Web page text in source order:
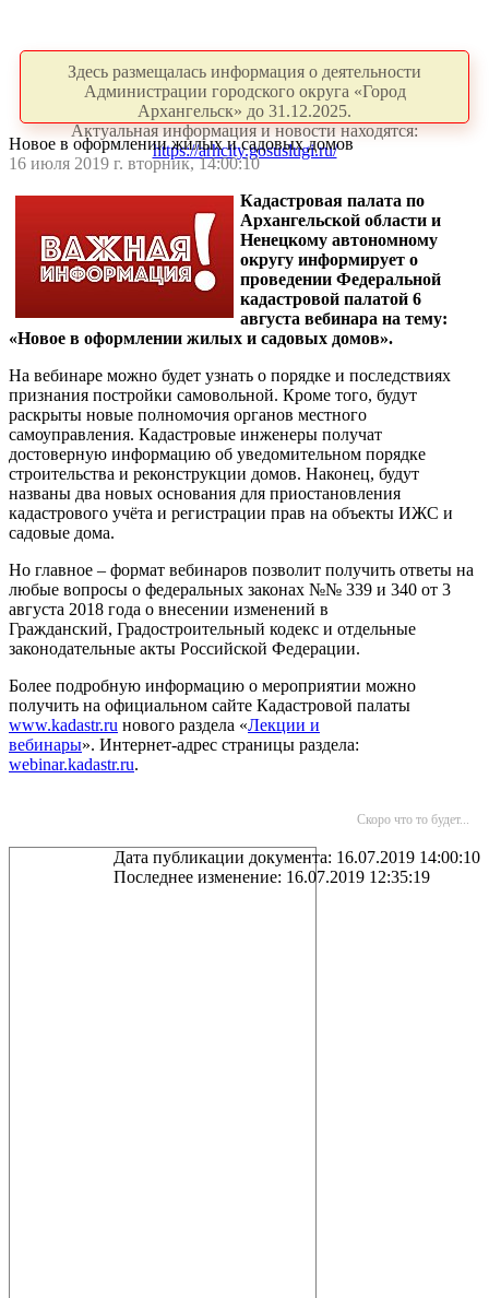
Здесь размещалась информация о деятельности
Администрации городского округа «Город
Архангельск» до 31.12.2025.
Актуальная информация и новости находятся:
https://arhcity.gosuslugi.ru/
Новое в оформлении жилых и садовых домов
16 июля 2019 г. вторник, 14:00:10
Кадастровая палата по
Архангельской области и
Ненецкому автономному
округу информирует о
проведении Федеральной
кадастровой палатой 6
августа вебинара на тему:
«Новое в оформлении жилых и садовых домов».
На вебинаре можно будет узнать о порядке и последствиях
признания постройки самовольной. Кроме того, будут
раскрыты новые полномочия органов местного
самоуправления. Кадастровые инженеры получат
достоверную информацию об уведомительном порядке
строительства и реконструкции домов. Наконец, будут
названы два новых основания для приостановления
кадастрового учёта и регистрации прав на объекты ИЖС и
садовые дома.
Но главное – формат вебинаров позволит получить ответы на
любые вопросы о федеральных законах №№ 339 и 340 от 3
августа 2018 года о внесении изменений в
Гражданский, Градостроительный кодекс и отдельные
законодательные акты Российской Федерации.
Более подробную информацию о мероприятии можно
получить на официальном сайте Кадастровой палаты
www.kadastr.ru нового раздела «Лекции и
вебинары». Интернет-адрес страницы раздела:
webinar.kadastr.ru.
Скоро что то будет...
Дата публикации документа: 16.07.2019 14:00:10
Последнее изменение: 16.07.2019 12:35:19